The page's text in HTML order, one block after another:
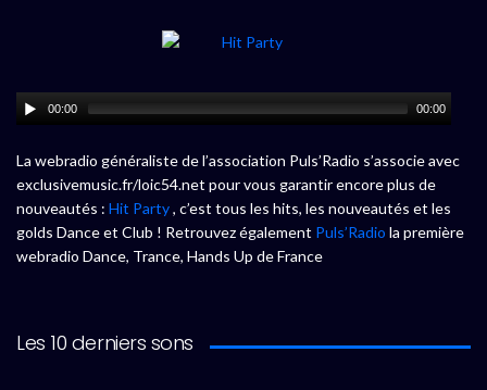
00:00 00:00
La webradio généraliste de l’association Puls’Radio s’associe avec
exclusivemusic.fr/loic54.net pour vous garantir encore plus de
nouveautés : Hit Party, c’est tous les hits, les nouveautés et les
golds Dance et Club ! Retrouvez également Puls’Radio la première
webradio Dance, Trance, Hands Up de France
Les 10 derniers sons